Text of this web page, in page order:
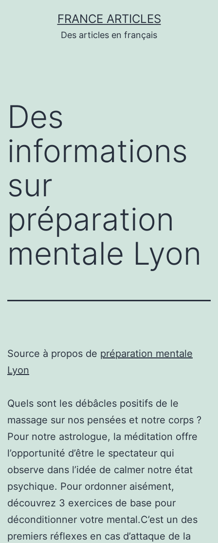
FRANCE ARTICLES
Des articles en français
Des
informations
sur
préparation
mentale Lyon
Source à propos de préparation mentale
Lyon
Quels sont les débâcles positifs de le
massage sur nos pensées et notre corps ?
Pour notre astrologue, la méditation offre
l’opportunité d’être le spectateur qui
observe dans l’idée de calmer notre état
psychique. Pour ordonner aisément,
découvrez 3 exercices de base pour
déconditionner votre mental.C’est un des
premiers réflexes en cas d’attaque de la